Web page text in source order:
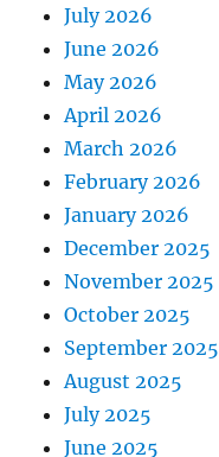
July 2026
June 2026
May 2026
April 2026
March 2026
February 2026
January 2026
December 2025
November 2025
October 2025
September 2025
August 2025
July 2025
June 2025